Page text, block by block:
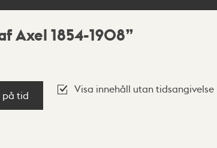
Axel 1854-1908
på tid
Visa innehåll utan tidsangivelse